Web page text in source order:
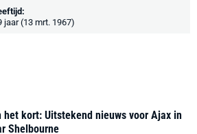
jaar (13 mrt. 1967)
het kort: Uitstekend nieuws voor Ajax in
Shelbourne